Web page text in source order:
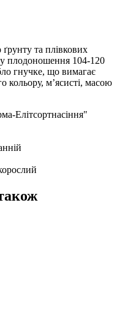
та плівкових
плодоношення 104-120
гнучке, що вимагає
кольору, м’ясисті, масою
Елітсортнасіння"